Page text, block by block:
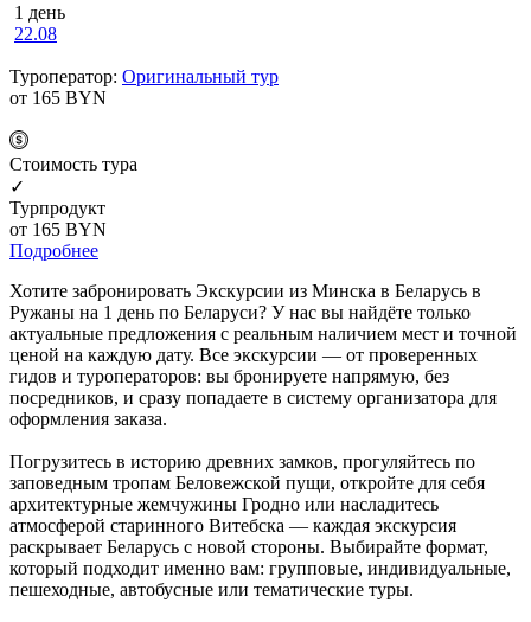
1 день
22.08
Туроператор: Оригинальный тур
от 165 BYN
Cтоимость тура
✓
Турпродукт
от 165 BYN
Подробнее
Хотите забронировать Экскурсии из Минска в Беларусь в
Ружаны на 1 день по Беларуси? У нас вы найдёте только
актуальные предложения с реальным наличием мест и точной
ценой на каждую дату. Все экскурсии — от проверенных
гидов и туроператоров: вы бронируете напрямую, без
посредников, и сразу попадаете в систему организатора для
оформления заказа.
Погрузитесь в историю древних замков, прогуляйтесь по
заповедным тропам Беловежской пущи, откройте для себя
архитектурные жемчужины Гродно или насладитесь
атмосферой старинного Витебска — каждая экскурсия
раскрывает Беларусь с новой стороны. Выбирайте формат,
который подходит именно вам: групповые, индивидуальные,
пешеходные, автобусные или тематические туры.